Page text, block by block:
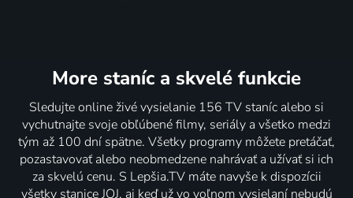
More staníc a skvelé funkcie
Sledujte online živé vysielanie 156 TV staníc alebo si
vychutnajte svoje obľúbené filmy, seriály a všetko medzi
tým až 100 dní spätne. Všetky programy môžete pretáčať,
pozastavovať alebo neobmedzene nahrávať a užívať si ich
za skvelú cenu. S Lepšia.TV máte navyše k dispozícii
všetky stanice JOJ, aj keď už vo voľnom vysielaní nebudú